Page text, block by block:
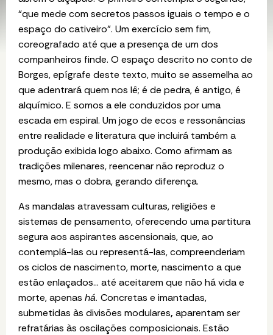
“que mede com secretos passos iguais o tempo e o
espaço do cativeiro”. Um exercício sem fim,
coreografado até que a presença de um dos
companheiros finde. O espaço descrito no conto de
Borges, epígrafe deste texto, muito se assemelha ao
que adentrará quem nos lê; é de pedra, é antigo, é
alquímico. E somos a ele conduzidos por uma
escada em espiral. Um jogo de ecos e ressonâncias
entre realidade e literatura que incluirá também a
produção exibida logo abaixo. Como afirmam as
tradições milenares, reencenar não reproduz o
mesmo, mas o dobra, gerando diferença.
As mandalas atravessam culturas, religiões e
sistemas de pensamento, oferecendo uma partitura
segura aos aspirantes ascensionais, que, ao
contemplá-las ou representá-las, compreenderiam
os ciclos de nascimento, morte, nascimento a que
estão enlaçados... até aceitarem que não há vida e
morte, apenas há. Concretas e imantadas,
submetidas às divisões modulares, aparentam ser
refratárias às oscilações composicionais. Estão